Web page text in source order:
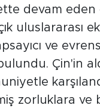
devam eden
uluslararası
ve
Çin'in
zorluklara ve